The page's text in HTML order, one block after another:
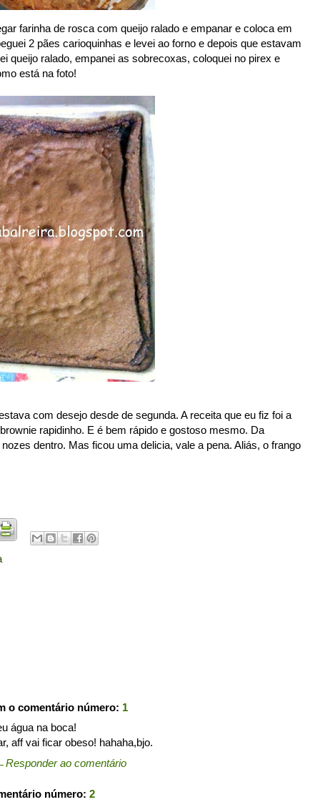
farinha de rosca com queijo ralado e empanar e coloca em
2 pães carioquinhas e levei ao forno e depois que estavam
queijo ralado, empanei as sobrecoxas, coloquei no pirex e
está na foto!
com desejo desde de segunda. A receita que eu fiz foi a
rapidinho. E é bem rápido e gostoso mesmo. Da
dentro. Mas ficou uma delicia, vale a pena. Aliás, o frango
o comentário número: 1
água na boca!
aff vai ficar obeso! hahaha,bjo.
Responder ao comentário
número: 2